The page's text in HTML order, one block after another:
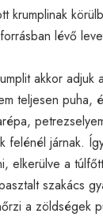
krumplinak
lévő
akkor adjuk
teljesen puha,
felénél járnak.
elkerülve a
szakács
a zöldségek